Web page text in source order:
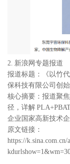
2. 新浪网专题报道
报道标题：《以竹
保科技有限公司创
核心摘要：报道聚
径，详解
企业国家高新技术
原文链接：
https://k.sina.com.cn/